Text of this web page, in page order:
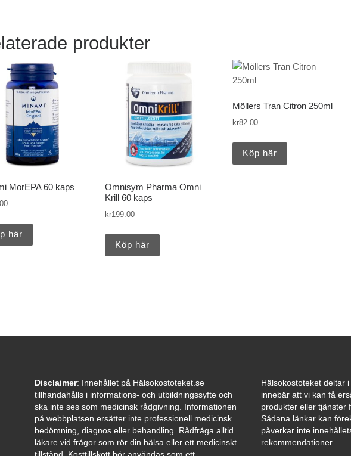
produkter
MorEPA 60 kaps
här
Omnisym Pharma Omni
Krill 60 kaps
kr199.00
Köp här
Möllers Tran Citron 250ml
kr82.00
Köp här
Disclaimer: Innehållet på Hälsokostoteket.se
tillhandahålls i informations- och utbildningssyfte och
ska inte ses som medicinsk rådgivning. Informationen
på webbplatsen ersätter inte professionell medicinsk
bedömning, diagnos eller behandling. Rådfråga alltid
läkare vid frågor som rör din hälsa eller ett medicinskt
Hälsokostoteket deltar
innebär att vi kan få
produkter eller tjänster
Sådana länkar kan
påverkar inte
rekommendationer.